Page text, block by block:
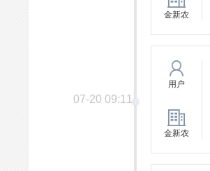
金新农
07-20 09:11
用户
金新农